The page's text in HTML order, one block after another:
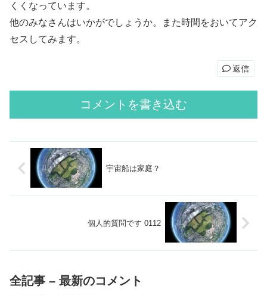
くくなっています。
他のみなさんはいかがでしょうか。また時間をおいてアク
セスしてみます。
返信
コメントを書き込む
宇宙船は家庭？
個人的質問です 0112
全記事 – 最新のコメント